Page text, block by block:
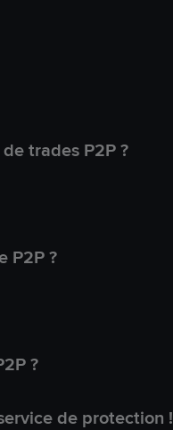
trades P2P ?
P2P ?
?
de protection !